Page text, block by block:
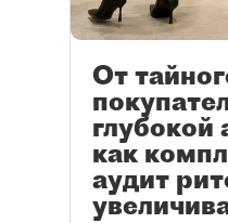
От
глубокой
как
аудит